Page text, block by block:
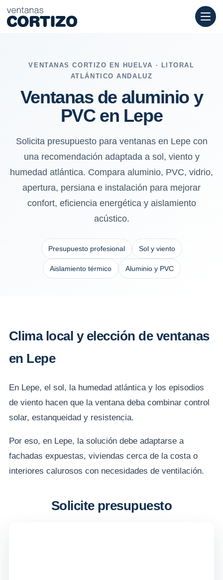
Ventanas de aluminio y PVC en Lepe: sol, viento y humedad
VENTANAS CORTIZO EN HUELVA · LITORAL
ATLÁNTICO ANDALUZ
Ventanas de aluminio y
PVC en Lepe
Solicita presupuesto para ventanas en Lepe con
una recomendación adaptada a sol, viento y
humedad atlántica. Compara aluminio, PVC, vidrio,
apertura, persiana e instalación para mejorar
confort, eficiencia energética y aislamiento
acústico.
Presupuesto profesional Sol y viento
Aislamiento térmico Aluminio y PVC
Clima local y elección de ventanas
en Lepe
En Lepe, el sol, la humedad atlántica y los episodios
de viento hacen que la ventana deba combinar control
solar, estanqueidad y resistencia.
Por eso, en Lepe, la solución debe adaptarse a
fachadas expuestas, viviendas cerca de la costa o
interiores calurosos con necesidades de ventilación.
Solicite presupuesto